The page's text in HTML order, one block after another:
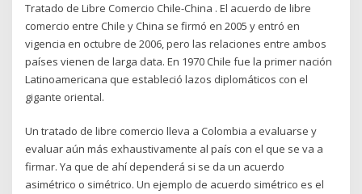
Tratado de Libre Comercio Chile-China . El acuerdo de libre
comercio entre Chile y China se firmó en 2005 y entró en
vigencia en octubre de 2006, pero las relaciones entre ambos
países vienen de larga data. En 1970 Chile fue la primer nación
Latinoamericana que estableció lazos diplomáticos con el
gigante oriental.
Un tratado de libre comercio lleva a Colombia a evaluarse y
evaluar aún más exhaustivamente al país con el que se va a
firmar. Ya que de ahí dependerá si se da un acuerdo
asimétrico o simétrico. Un ejemplo de acuerdo simétrico es el